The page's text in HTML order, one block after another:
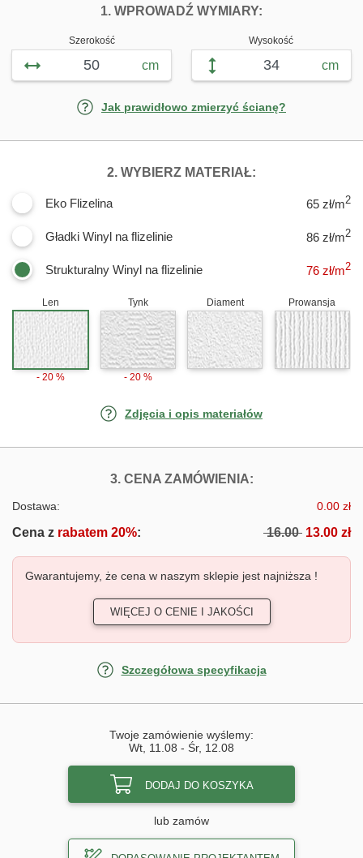
1. WPROWADŹ WYMIARY:
Szerokość
cm
Wysokość
cm
Jak prawidłowo zmierzyć ścianę?
2. WYBIERZ MATERIAŁ:
Eko Flizelina 65 zł/m2
Gładki Winyl na flizelinie 86 zł/m2
Strukturalny Winyl na flizelinie 76 zł/m2
Len
- 20 %
Tynk
- 20 %
Diament Prowansja
Zdjęcia i opis materiałów
3. CENA ZAMÓWIENIA:FOTOTAPETY
Dostawa: 0.00 zł
Cena z rabatem 20%: 16.00 13.00 zł
Gwarantujemy, że cena w naszym sklepie jest najniższa !
WIĘCEJ O CENIE I JAKOŚCI
Szczegółowa specyfikacja
Twoje zamówienie wyślemy:
Wt, 11.08 - Śr, 12.08
DODAJ DO KOSZYKA
lub zamów